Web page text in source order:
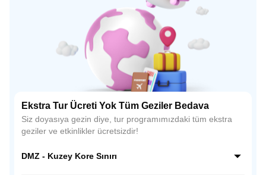
Ekstra Tur Ücreti Yok Tüm Geziler Bedava
Siz doyasıya gezin diye, tur programımızdaki tüm ekstra
geziler ve etkinlikler ücretsizdir!
DMZ - Kuzey Kore Sınırı